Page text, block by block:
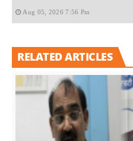
Aug 05, 2026 7:56 Pm
RELATED ARTICLES